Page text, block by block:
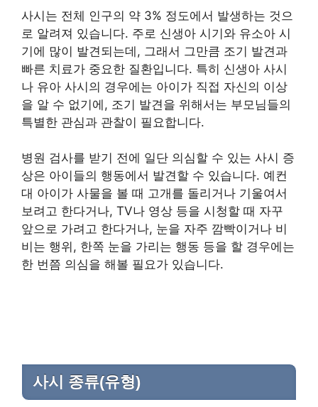
사시는 전체 인구의 약 3% 정도에서 발생하는 것으
로 알려져 있습니다. 주로 신생아 시기와 유소아 시
기에 많이 발견되는데, 그래서 그만큼 조기 발견과
빠른 치료가 중요한 질환입니다. 특히 신생아 사시
나 유아 사시의 경우에는 아이가 직접 자신의 이상
을 알 수 없기에, 조기 발견을 위해서는 부모님들의
특별한 관심과 관찰이 필요합니다.
병원 검사를 받기 전에 일단 의심할 수 있는 사시 증
상은 아이들의 행동에서 발견할 수 있습니다. 예컨
대 아이가 사물을 볼 때 고개를 돌리거나 기울여서
보려고 한다거나, TV나 영상 등을 시청할 때 자꾸
앞으로 가려고 한다거나, 눈을 자주 깜빡이거나 비
비는 행위, 한쪽 눈을 가리는 행동 등을 할 경우에는
한 번쯤 의심을 해볼 필요가 있습니다.
사시 종류(유형)